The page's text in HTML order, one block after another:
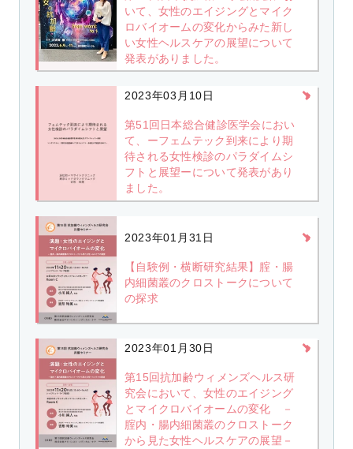
いて、女性のエイジングとマイク
ロバイオームの変化からみた新し
い女性ヘルスケアの展望について
発表がありました。
2023年03月10日
第51回日本総合健診医学会におい
て、ーフェムテック到来により期
待される女性検診のパラダイムシ
フトと展望ーについて発表があり
ました。
2023年01月31日
【自験例・横断研究結果】腟・腸
内細菌叢のクロストークについて
の探求
2023年01月30日
第15回抗加齢ウィメンズヘルス研
究会において、女性のエイジング
とマイクロバイオームの変化 －
腟内・腸内細菌叢のクロストーク
から見た女性ヘルスケアの展望－